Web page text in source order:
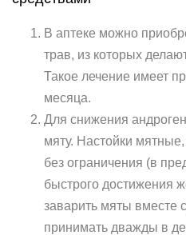
В аптеке можно
трав, из которых
Такое лечение имеет
месяца.
Для снижения
мяту. Настойки
без ограничения (в
быстрого достижения
заварить мяты вместе
принимать дважды в